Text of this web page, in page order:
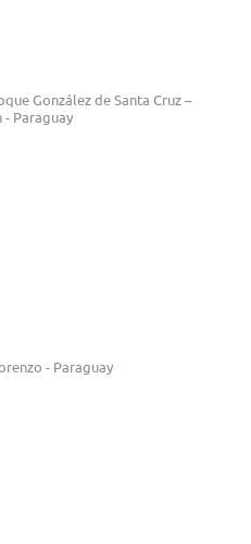
González de Santa Cruz –
- Paraguay
- Paraguay